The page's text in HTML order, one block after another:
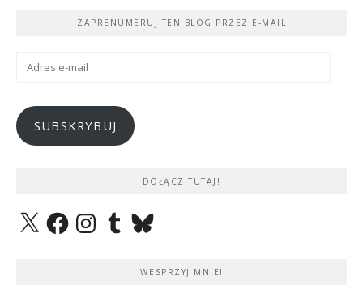
ZAPRENUMERUJ TEN BLOG PRZEZ E-MAIL
Adres
SUBSKRYBUJ
DOŁĄCZ TUTAJ!
X FacebookInstagramTumblrBluesky
WESPRZYJ MNIE!